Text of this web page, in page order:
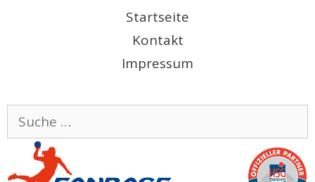
Startseite
Kontakt
Impressum
Suche
nach: